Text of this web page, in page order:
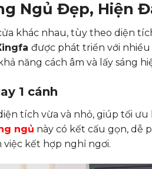
Ngủ Đẹp, Hiện
khác nhau, tùy theo diện
được phát triển với nhiều
năng cách âm và lấy sáng
1 cánh
tích vừa và nhỏ, giúp tối
ngủ này có kết cấu gọn, dễ
kết hợp nghỉ ngơi.